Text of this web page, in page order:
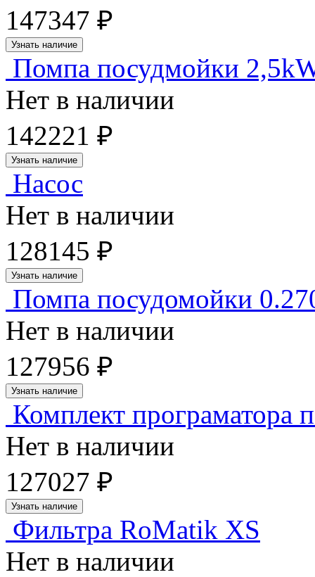
147347 ₽
Узнать наличие
Помпа посудмойки
Нет в наличии
142221 ₽
Узнать наличие
Насос
Нет в наличии
128145 ₽
Узнать наличие
Помпа посудомойки
Нет в наличии
127956 ₽
Узнать наличие
Комплект програматора
Нет в наличии
127027 ₽
Узнать наличие
Фильтра RoMatik XS
Нет в наличии